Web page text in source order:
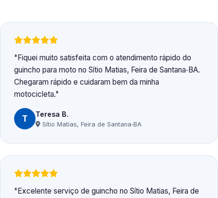
Fiquei muito satisfeita com o atendimento rápido do
guincho para moto no Sítio Matias, Feira de Santana‑BA.
Chegaram rápido e cuidaram bem da minha
motocicleta.
T Teresa B.
Sítio Matias, Feira de Santana‑BA
Excelente serviço de guincho no Sítio Matias, Feira de